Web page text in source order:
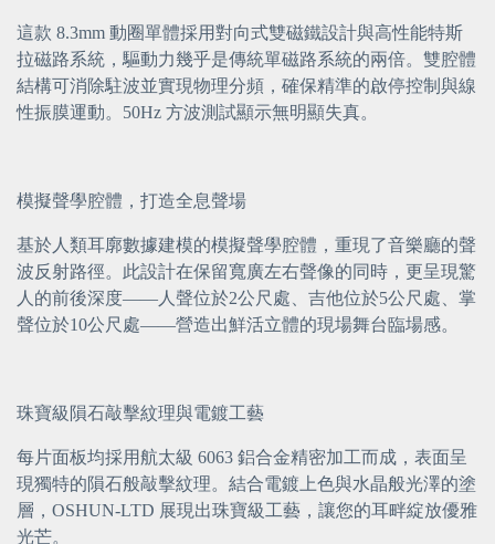
這款 8.3mm 動圈單體採用對向式雙磁鐵設計與高性能特斯
拉磁路系統，驅動力幾乎是傳統單磁路系統的兩倍。雙腔體
結構可消除駐波並實現物理分頻，確保精準的啟停控制與線
性振膜運動。50Hz 方波測試顯示無明顯失真。
模擬聲學腔體，打造全息聲場
基於人類耳廓數據建模的模擬聲學腔體，重現了音樂廳的聲
波反射路徑。此設計在保留寬廣左右聲像的同時，更呈現驚
人的前後深度——人聲位於2公尺處、吉他位於5公尺處、掌
聲位於10公尺處——營造出鮮活立體的現場舞台臨場感。
珠寶級隕石敲擊紋理與電鍍工藝
每片面板均採用航太級 6063 鋁合金精密加工而成，表面呈
現獨特的隕石般敲擊紋理。結合電鍍上色與水晶般光澤的塗
層，OSHUN-LTD 展現出珠寶級工藝，讓您的耳畔綻放優雅
光芒。